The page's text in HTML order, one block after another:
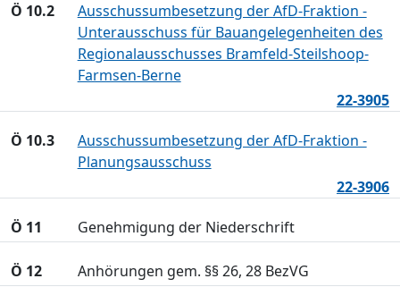
Ö 10.2
Ausschussumbesetzung der AfD-Fraktion -
Unterausschuss für Bauangelegenheiten des
Regionalausschusses Bramfeld-Steilshoop-
Farmsen-Berne
22-3905
Ö 10.3
Ausschussumbesetzung der AfD-Fraktion -
Planungsausschuss
22-3906
Ö 11 Genehmigung der Niederschrift
Ö 12 Anhörungen gem. §§ 26, 28 BezVG